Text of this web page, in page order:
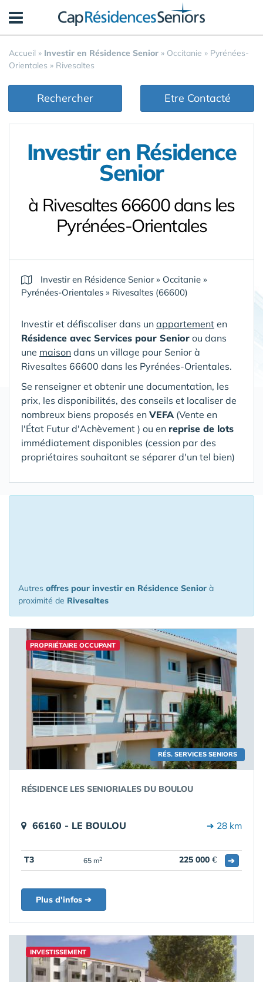
Accueil » Investir en Résidence Senior » Occitanie » Pyrénées-
Orientales » Rivesaltes
Rechercher Etre Contacté
Investir en Résidence
Senior
à Rivesaltes 66600 dans les
Pyrénées-Orientales
Investir en Résidence Senior» Occitanie »
Pyrénées-Orientales » Rivesaltes (66600)
Investir et défiscaliser dans un appartement en
Résidence avec Services pour Senior ou dans
une maison dans un village pour Senior à
Rivesaltes 66600 dans les Pyrénées-Orientales.
Se renseigner et obtenir une documentation, les
prix, les disponibilités, des conseils et localiser de
nombreux biens proposés en VEFA (Vente en
l'État Futur d'Achèvement ) ou en reprise de lots
immédiatement disponibles (cession par des
propriétaires souhaitant se séparer d'un tel bien)
Autres offres pour investir en Résidence Senior à
proximité de Rivesaltes
RÉS. SERVICES SENIORS
PROPRIÉTAIRE OCCUPANT
RÉSIDENCE LES SENIORIALES DU BOULOU
66160 - LE BOULOU ➔ 28 km
T3 65 m2 225 000 € ➔
Plus d'infos ➔
INVESTISSEMENT